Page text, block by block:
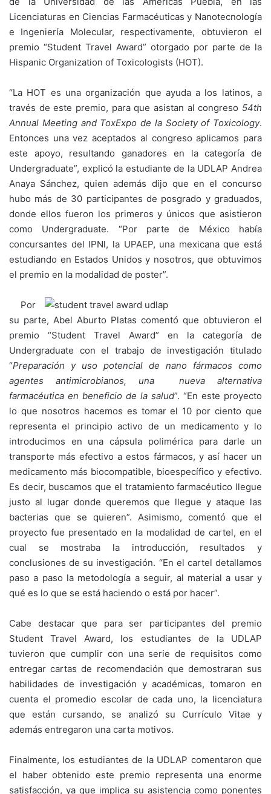
Licenciaturas en Ciencias Farmacéuticas y Nanotecnología
e Ingeniería Molecular, respectivamente, obtuvieron el
premio “Student Travel Award” otorgado por parte de la
Hispanic Organization of Toxicologists (HOT).
“La HOT es una organización que ayuda a los latinos, a
través de este premio, para que asistan al congreso 54th
Annual Meeting and ToxExpo de la Society of Toxicology.
Entonces una vez aceptados al congreso aplicamos para
este apoyo, resultando ganadores en la categoría de
Undergraduate”, explicó la estudiante de la UDLAP Andrea
Anaya Sánchez, quien además dijo que en el concurso
hubo más de 30 participantes de posgrado y graduados,
donde ellos fueron los primeros y únicos que asistieron
como Undergraduate. “Por parte de México había
concursantes del IPNl, la UPAEP, una mexicana que está
estudiando en Estados Unidos y nosotros, que obtuvimos
el premio en la modalidad de poster”.
Por
su parte, Abel Aburto Platas comentó que obtuvieron el
premio “Student Travel Award” en la categoría de
Undergraduate con el trabajo de investigación titulado
“Preparación y uso potencial de nano fármacos como
agentes antimicrobianos, una nueva alternativa
farmacéutica en beneficio de la salud”. “En este proyecto
lo que nosotros hacemos es tomar el 10 por ciento que
representa el principio activo de un medicamento y lo
introducimos en una cápsula polimérica para darle un
transporte más efectivo a estos fármacos, y así hacer un
medicamento más biocompatible, bioespecífico y efectivo.
Es decir, buscamos que el tratamiento farmacéutico llegue
justo al lugar donde queremos que llegue y ataque las
bacterias que se quieren”. Asimismo, comentó que el
proyecto fue presentado en la modalidad de cartel, en el
cual se mostraba la introducción, resultados y
conclusiones de su investigación. “En el cartel detallamos
paso a paso la metodología a seguir, al material a usar y
qué es lo que se está haciendo o está por hacer”.
Cabe destacar que para ser participantes del premio
Student Travel Award, los estudiantes de la UDLAP
tuvieron que cumplir con una serie de requisitos como
entregar cartas de recomendación que demostraran sus
habilidades de investigación y académicas, tomaron en
cuenta el promedio escolar de cada uno, la licenciatura
que están cursando, se analizó su Currículo Vitae y
además entregaron una carta motivos.
Finalmente, los estudiantes de la UDLAP comentaron que
el haber obtenido este premio representa una enorme
satisfacción, ya que implica su asistencia como ponentes